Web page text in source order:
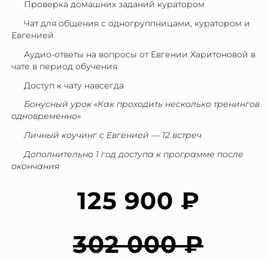
Проверка домашних заданий куратором
Чат для общения с одногруппницами, куратором и
Евгенией
Аудио-ответы на вопросы от Евгении Харитоновой в
чате в период обучения
Доступ к чату навсегда
Бонусный урок «Как проходить несколько тренингов
одновременно»
Личный коучинг с Евгенией — 12 встреч
Дополнительно 1 год доступа к программе после
окончания
125 900 ₽
302 000 ₽